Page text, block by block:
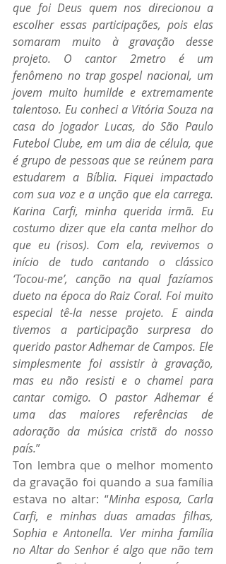
que foi Deus quem nos direcionou a
escolher essas participações, pois elas
somaram muito à gravação desse
projeto. O cantor 2metro é um
fenômeno no trap gospel nacional, um
jovem muito humilde e extremamente
talentoso. Eu conheci a Vitória Souza na
casa do jogador Lucas, do São Paulo
Futebol Clube, em um dia de célula, que
é grupo de pessoas que se reúnem para
estudarem a Bíblia. Fiquei impactado
com sua voz e a unção que ela carrega.
Karina Carfi, minha querida irmã. Eu
costumo dizer que ela canta melhor do
que eu (risos). Com ela, revivemos o
início de tudo cantando o clássico
‘Tocou-me’, canção na qual fazíamos
dueto na época do Raiz Coral. Foi muito
especial tê-la nesse projeto. E ainda
tivemos a participação surpresa do
querido pastor Adhemar de Campos. Ele
simplesmente foi assistir à gravação,
mas eu não resisti e o chamei para
cantar comigo. O pastor Adhemar é
uma das maiores referências de
adoração da música cristã do nosso
país.”
Ton lembra que o melhor momento
da gravação foi quando a sua família
estava no altar: “Minha esposa, Carla
Carfi, e minhas duas amadas filhas,
Sophia e Antonella. Ver minha família
no Altar do Senhor é algo que não tem